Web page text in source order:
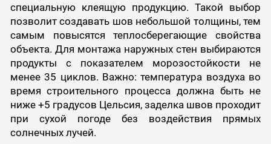
специальную клеящую продукцию. Такой выбор
позволит создавать шов небольшой толщины, тем
самым повысятся теплосберегающие свойства
объекта. Для монтажа наружных стен выбираются
продукты с показателем морозостойкости не
менее 35 циклов. Важно: температура воздуха во
время строительного процесса должна быть не
ниже +5 градусов Цельсия, заделка швов проходит
при сухой погоде без воздействия прямых
солнечных лучей.